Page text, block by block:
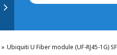
Ubiquiti U Fiber module (UF-RJ45-1G)